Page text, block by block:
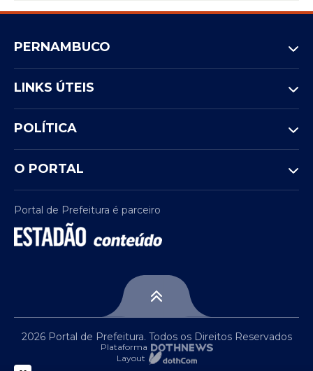
PERNAMBUCO
LINKS ÚTEIS
POLÍTICA
O PORTAL
Portal de Prefeitura é parceiro
2026 Portal de Prefeitura. Todos os Direitos Reservados
Plataforma
Layout